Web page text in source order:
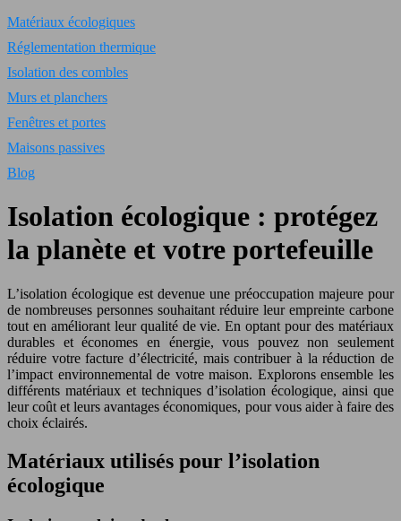
Matériaux écologiques
Réglementation thermique
Isolation des combles
Murs et planchers
Fenêtres et portes
Maisons passives
Blog
Isolation écologique : protégez
la planète et votre portefeuille
L’isolation écologique est devenue une préoccupation majeure pour
de nombreuses personnes souhaitant réduire leur empreinte carbone
tout en améliorant leur qualité de vie. En optant pour des matériaux
durables et économes en énergie, vous pouvez non seulement
réduire votre facture d’électricité, mais contribuer à la réduction de
l’impact environnemental de votre maison. Explorons ensemble les
différents matériaux et techniques d’isolation écologique, ainsi que
leur coût et leurs avantages économiques, pour vous aider à faire des
choix éclairés.
Matériaux utilisés pour l’isolation
écologique